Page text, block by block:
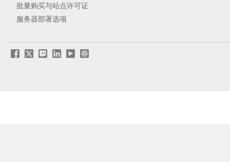
批量购买与站点许可证
服务器部署选项